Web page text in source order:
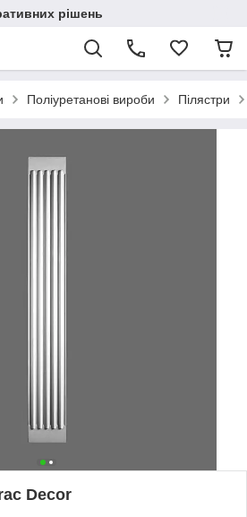
рішень
Поліуретанові вироби Пілястри
Decor